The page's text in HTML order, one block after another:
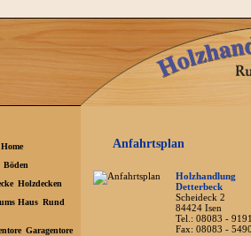
Home
Böden
Holzdecken
Rund
Garagentore
Anfahrtsplan
Holzhandlung
Detterbeck
Scheideck 2
84424 Isen
Tel.: 08083 -
Fax: 08083 -